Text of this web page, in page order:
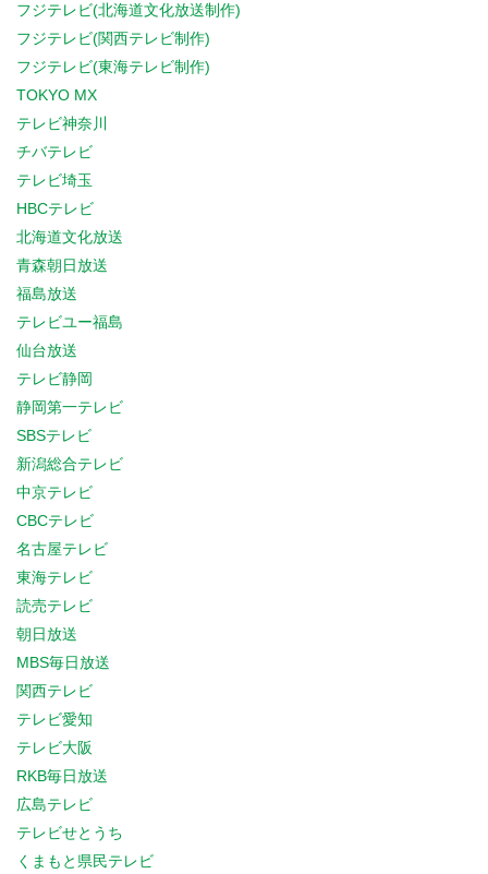
フジテレビ(北海道文化放送制作)
フジテレビ(関西テレビ制作)
フジテレビ(東海テレビ制作)
TOKYO MX
テレビ神奈川
チバテレビ
テレビ埼玉
HBCテレビ
北海道文化放送
青森朝日放送
福島放送
テレビユー福島
仙台放送
テレビ静岡
静岡第一テレビ
SBSテレビ
新潟総合テレビ
中京テレビ
CBCテレビ
名古屋テレビ
東海テレビ
読売テレビ
朝日放送
MBS毎日放送
関西テレビ
テレビ愛知
テレビ大阪
RKB毎日放送
広島テレビ
テレビせとうち
くまもと県民テレビ